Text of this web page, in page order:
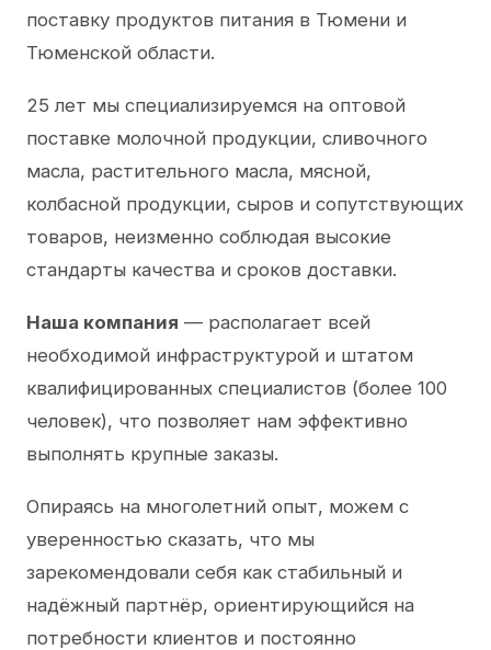
поставку продуктов питания в Тюмени и
Тюменской области.
25 лет мы специализируемся на оптовой
поставке молочной продукции, сливочного
масла, растительного масла, мясной,
колбасной продукции, сыров и сопутствующих
товаров, неизменно соблюдая высокие
стандарты качества и сроков доставки.
Наша компания — располагает всей
необходимой инфраструктурой и штатом
квалифицированных специалистов (более 100
человек), что позволяет нам эффективно
выполнять крупные заказы.
Опираясь на многолетний опыт, можем с
уверенностью сказать, что мы
зарекомендовали себя как стабильный и
надёжный партнёр, ориентирующийся на
потребности клиентов и постоянно